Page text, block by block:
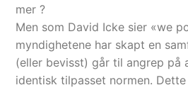
mer ?
Men som David Icke sier «we
myndighetene har skapt en
(eller bevisst) går til angrep på
identisk tilpasset normen.